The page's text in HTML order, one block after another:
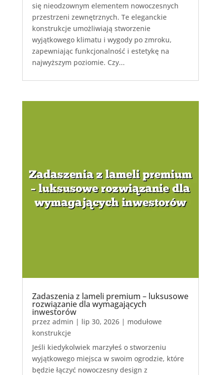
się nieodzownym elementem nowoczesnych
przestrzeni zewnętrznych. Te eleganckie
konstrukcje umożliwiają stworzenie
wyjątkowego klimatu i wygody po zmroku,
zapewniając funkcjonalność i estetykę na
najwyższym poziomie. Czy...
Zadaszenia z lameli premium – luksusowe
rozwiązanie dla wymagających
inwestorów
przez admin | lip 30, 2026| modułowe
konstrukcje
Jeśli kiedykolwiek marzyłeś o stworzeniu
wyjątkowego miejsca w swoim ogrodzie, które
będzie łączyć nowoczesny design z